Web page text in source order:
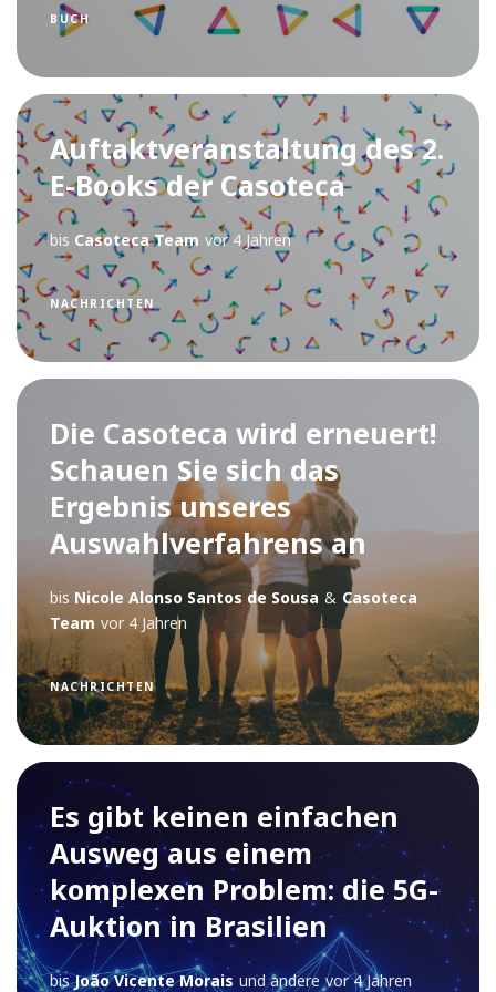
BUCH
Auftaktveranstaltung des 2.
E-Books der Casoteca
bis Casoteca Team vor 4 Jahren
NACHRICHTEN
Die Casoteca wird erneuert!
Schauen Sie sich das
Ergebnis unseres
Auswahlverfahrens an
bis Nicole Alonso Santos de Sousa & Casoteca
Team vor 4 Jahren
NACHRICHTEN
Es gibt keinen einfachen
Ausweg aus einem
komplexen Problem: die 5G-
Auktion in Brasilien
bisJoão Vicente Morais und andere vor 4 Jahren